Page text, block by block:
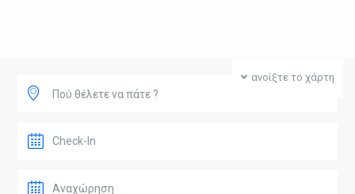
ανοίξτε το χάρτη
Πού θέλετε να πάτε ?